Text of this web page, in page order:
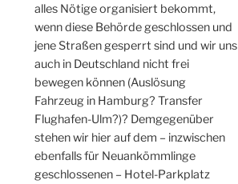
alles Nötige organisiert bekommt,
wenn diese Behörde geschlossen und
jene Straßen gesperrt sind und wir uns
auch in Deutschland nicht frei
bewegen können (Auslösung
Fahrzeug in Hamburg? Transfer
Flughafen-Ulm?)? Demgegenüber
stehen wir hier auf dem – inzwischen
ebenfalls für Neuankömmlinge
geschlossenen – Hotel-Parkplatz